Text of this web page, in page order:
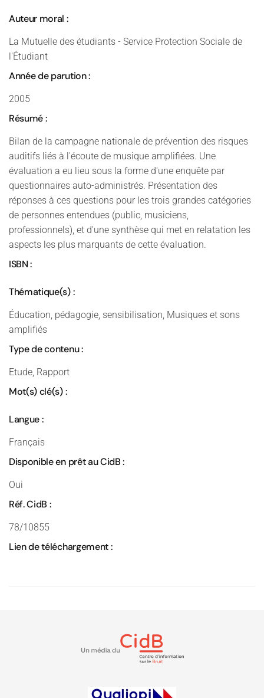
Auteur moral :
La Mutuelle des étudiants - Service Protection Sociale de
l'Étudiant
Année de parution :
2005
Résumé :
Bilan de la campagne nationale de prévention des risques
auditifs liés à l'écoute de musique amplifiées. Une
évaluation a eu lieu sous la forme d'une enquête par
questionnaires auto-administrés. Présentation des
réponses à ces questions pour les trois grandes catégories
de personnes entendues (public, musiciens,
professionnels), et d'une synthèse qui met en relatation les
aspects les plus marquants de cette évaluation.
ISBN :
Thématique(s) :
Éducation, pédagogie, sensibilisation, Musiques et sons
amplifiés
Type de contenu :
Etude, Rapport
Mot(s) clé(s) :
Langue :
Français
Disponible en prêt au CidB :
Oui
Réf. CidB :
78/10855
Lien de téléchargement :